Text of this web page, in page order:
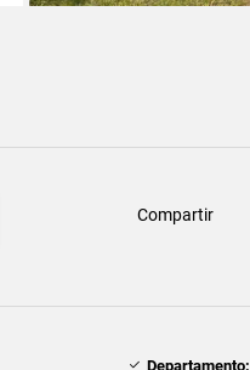
Compartir
Departamento: